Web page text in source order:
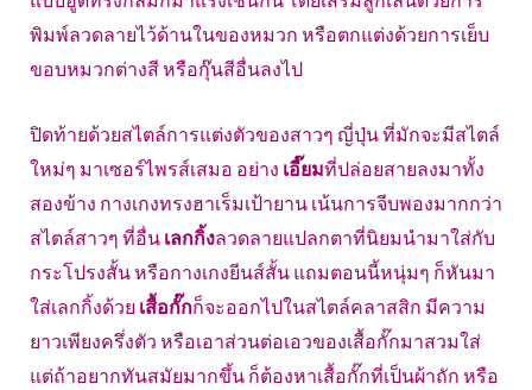
พิมพ์ลวดลายไว้ด้านในของหมวก หรือตกแต่งด้วยการเย็บ
ขอบหมวกต่างสี หรือกุ๊นสีอื่นลงไป
ปิดท้ายด้วยสไตล์การแต่งตัวของสาวๆ ญี่ปุ่น ที่มักจะมีสไตล์
ใหม่ๆ มาเซอร์ไพรส์เสมอ อย่าง เอี๊ยมที่ปล่อยสายลงมาทั้ง
สองข้าง กางเกงทรงฮาเร็มเป้ายาน เน้นการจีบพองมากกว่า
สไตล์สาวๆ ที่อื่น เลกกิ้งลวดลายแปลกตาที่นิยมนำมาใส่กับ
กระโปรงสั้น หรือกางเกงยีนส์สั้น แถมตอนนี้หนุ่มๆ ก็หันมา
ใส่เลกกิ้งด้วย เสื้อกั๊กก็จะออกไปในสไตล์คลาสสิก มีความ
ยาวเพียงครึ่งตัว หรือเอาส่วนต่อเอวของเสื้อกั๊กมาสวมใส่
แต่ถ้าอยากทันสมัยมากขึ้น ก็ต้องหาเสื้อกั๊กที่เป็นผ้าถัก หรือ